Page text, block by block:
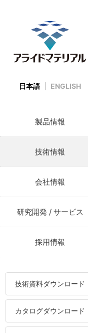
日本語 ENGLISH
製品情報
技術情報
会社情報
研究開発 / サービス
採用情報
技術資料ダウンロード
カタログダウンロード